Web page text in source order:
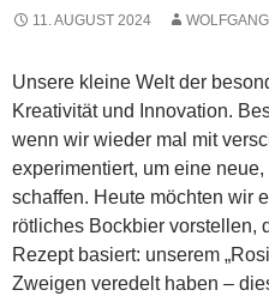
11. AUGUST 2024 WOLFGANG
Unsere kleine Welt der
Kreativität und Innovation.
wenn wir wieder mal mit
experimentiert, um eine
schaffen. Heute möchten wir
rötliches Bockbier vorstellen,
Rezept basiert: unserem
Zweigen veredelt haben –